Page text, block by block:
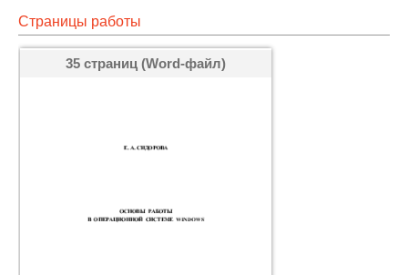
Страницы работы
35 страниц (Word-файл)